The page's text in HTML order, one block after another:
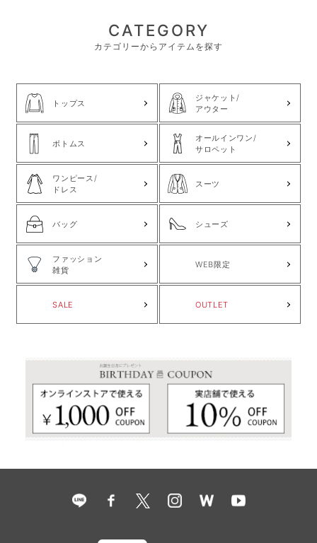
CATEGORY
カテゴリーからアイテムを探す
トップス
ジャケット/
アウター
ボトムス
オールインワン/
サロペット
ワンピース/
ドレス
スーツ
バッグ シューズ
ファッション
雑貨
WEB限定
SALE OUTLET